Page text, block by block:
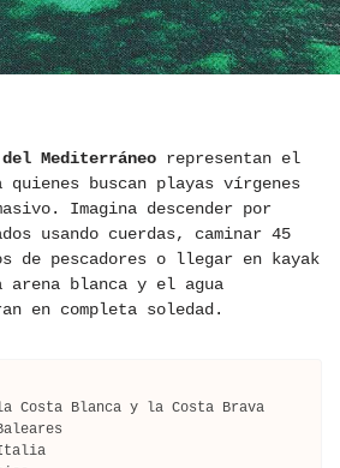
Mediterráneo representan el
buscan playas vírgenes
Imagina descender por
usando cuerdas, caminar 45
de pescadores o llegar en kayak
arena blanca y el agua
en completa soledad.
Costa Blanca y la Costa Brava
Italia